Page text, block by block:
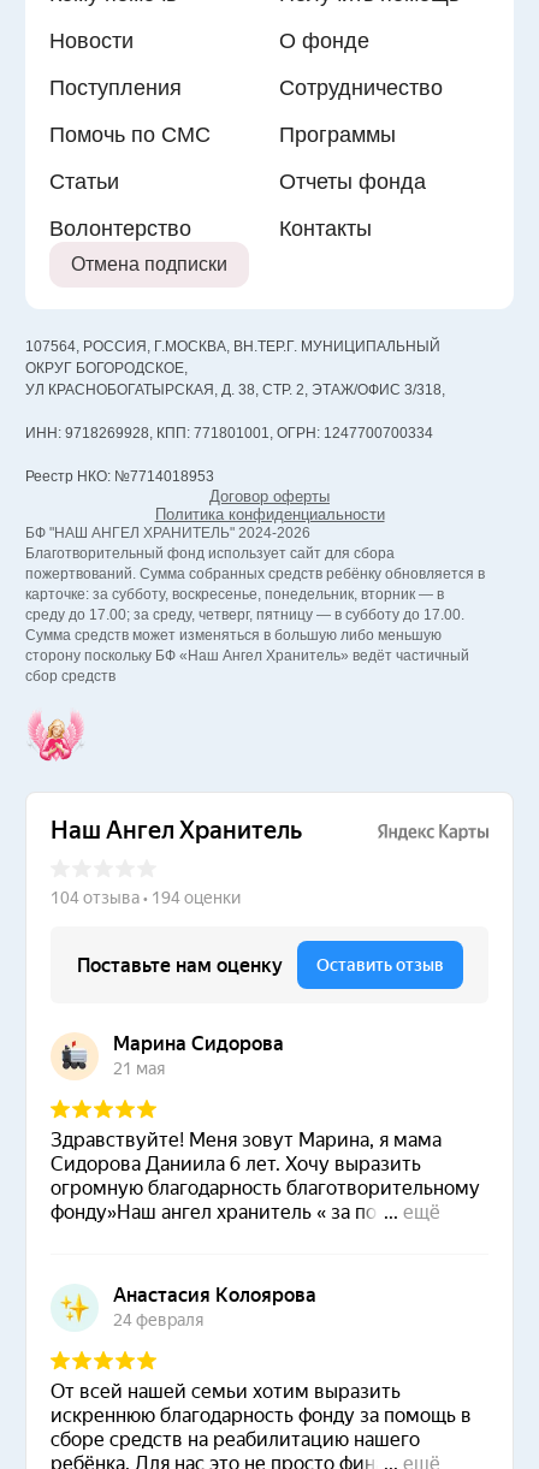
Новости
О фонде
Поступления
Сотрудничество
Помочь по СМС
Программы
Статьи
Отчеты фонда
Волонтерство
Контакты
Отмена подписки
107564, РОССИЯ, Г.МОСКВА, ВН.ТЕР.Г. МУНИЦИПАЛЬНЫЙ
ОКРУГ БОГОРОДСКОЕ,
УЛ КРАСНОБОГАТЫРСКАЯ, Д. 38, СТР. 2, ЭТАЖ/ОФИС 3/318,
ИНН: 9718269928, КПП: 771801001, ОГРН: 1247700700334
Реестр НКО: №7714018953
Договор оферты
Политика конфиденциальности
БФ "НАШ АНГЕЛ ХРАНИТЕЛЬ" 2024-2026
Благотворительный фонд использует сайт для сбора
пожертвований. Сумма собранных средств ребёнку обновляется в
карточке: за субботу, воскресенье, понедельник, вторник — в
среду до 17.00; за среду, четверг, пятницу — в субботу до 17.00.
Сумма средств может изменяться в большую либо меньшую
сторону поскольку БФ «Наш Ангел Хранитель» ведёт частичный
сбор средств